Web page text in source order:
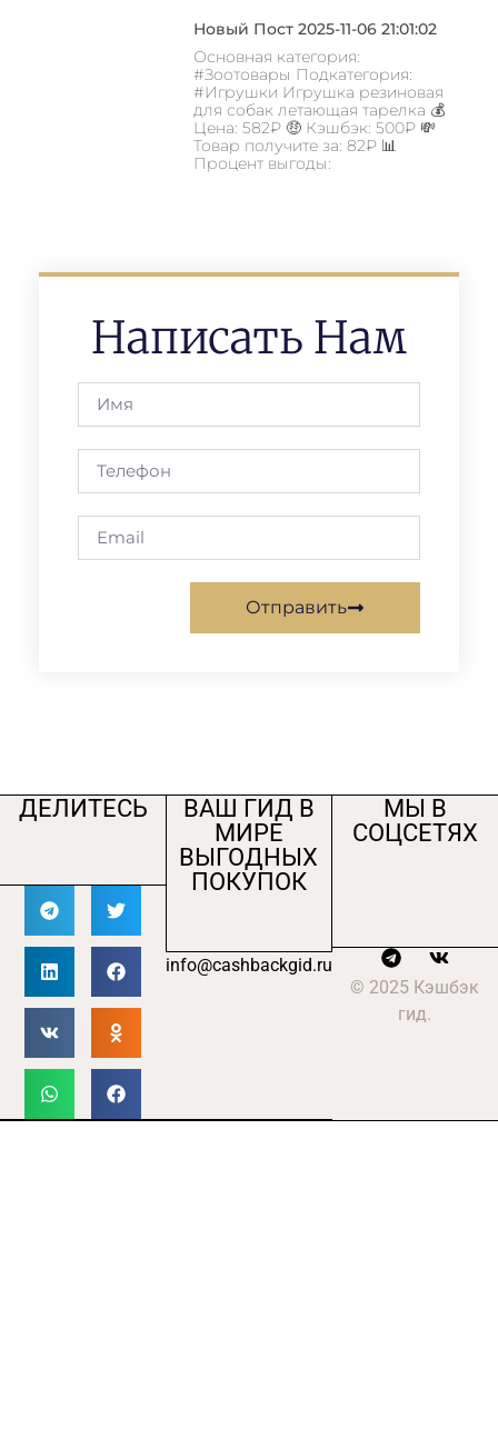
Новый Пост 2025-11-06 21:01:02
Основная категория:
#Зоотовары Подкатегория:
#Игрушки Игрушка резиновая
для собак летающая тарелка 💰
Цена: 582₽ 🤑 Кэшбэк: 500₽ 💸
Товар получите за: 82₽ 📊
Процент выгоды:
Написать Нам
Отправить
ДЕЛИТЕСЬ
ВАШ ГИД В
МИРЕ
ВЫГОДНЫХ
ПОКУПОК
info@cashbackgid.ru
МЫ В
СОЦСЕТЯХ
© 2025 Кэшбэк
гид.